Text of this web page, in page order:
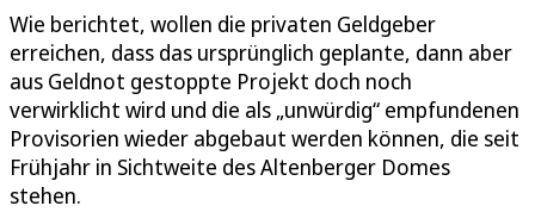
Wie berichtet, wollen die privaten Geldgeber
erreichen, dass das ursprünglich geplante, dann aber
aus Geldnot gestoppte Projekt doch noch
verwirklicht wird und die als „unwürdig“ empfundenen
Provisorien wieder abgebaut werden können, die seit
Frühjahr in Sichtweite des Altenberger Domes
stehen.